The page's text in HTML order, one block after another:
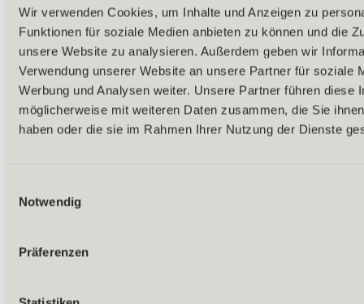
Wir verwenden Cookies, um Inhalte und Anzeigen zu
Funktionen für soziale Medien anbieten zu können und die
unsere Website zu analysieren. Außerdem geben wir
Verwendung unserer Website an unsere Partner für soziale
Werbung und Analysen weiter. Unsere Partner führen diese
möglicherweise mit weiteren Daten zusammen, die Sie
haben oder die sie im Rahmen Ihrer Nutzung der Dienste
Notwendig
Präferenzen